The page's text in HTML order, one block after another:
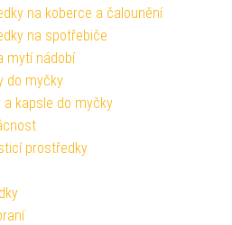
na koberce a čalounění
na spotřebiče
mytí nádobí
do myčky
a kapsle do myčky
prostředky